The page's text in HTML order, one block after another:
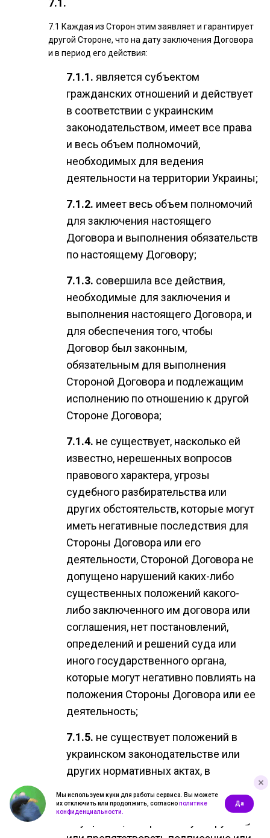
7.1 Каждая из Сторон этим заявляет и гарантирует
другой Стороне, что на дату заключения Договора
и в период его действия:
является субъектом
гражданских отношений и действует
в соответствии с украинским
законодательством, имеет все права
и весь объем полномочий,
необходимых для ведения
деятельности на территории Украины;
имеет весь объем полномочий
для заключения настоящего
Договора и выполнения обязательств
по настоящему Договору;
совершила все действия,
необходимые для заключения и
выполнения настоящего Договора, и
для обеспечения того, чтобы
Договор был законным,
обязательным для выполнения
Стороной Договора и подлежащим
исполнению по отношению к другой
Стороне Договора;
не существует, насколько ей
известно, нерешенных вопросов
правового характера, угрозы
судебного разбирательства или
других обстоятельств, которые могут
иметь негативные последствия для
Стороны Договора или его
деятельности, Стороной Договора не
допущено нарушений каких-либо
существенных положений какого-
либо заключенного им договора или
соглашения, нет постановлений,
определений и решений суда или
иного государственного органа,
которые могут негативно повлиять на
положения Стороны Договора или ее
деятельность;
не существует положений в
украинском законодательстве или
других нормативных актах, в
силу для Стороны Договора или
имущества, которые могут нарушать
Мы используем куки для работы сервиса. Вы можете
их отключить или продолжить, согласнополитике
конфиденциальности.
Да